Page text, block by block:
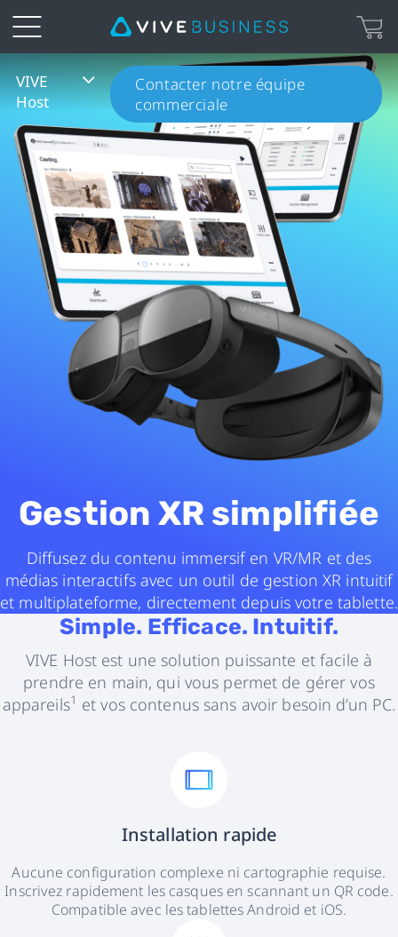
VIVE
Host
Aperçu
VIVE
Business
France
VIVE
Host
Contacter notre équipe
commerciale
Gestion XR simplifiée
Diffusez du contenu immersif en VR/MR et des
médias interactifs avec un outil de gestion XR intuitif
et multiplateforme, directement depuis votre tablette.
Simple. Efficace. Intuitif.
VIVE Host est une solution puissante et facile à
prendre en main, qui vous permet de gérer vos
appareils1 et vos contenus sans avoir besoin d’un PC.
Installation rapide
Aucune configuration complexe ni cartographie requise.
Inscrivez rapidement les casques en scannant un QR code.
Compatible avec les tablettes Android et iOS.